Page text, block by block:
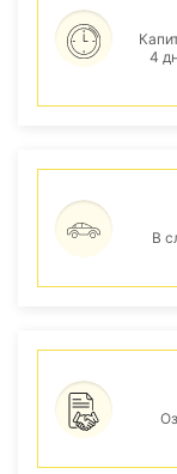
4
В